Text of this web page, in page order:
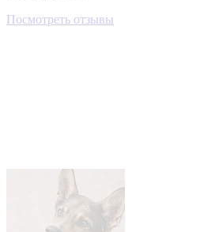
Посмотреть отзывы